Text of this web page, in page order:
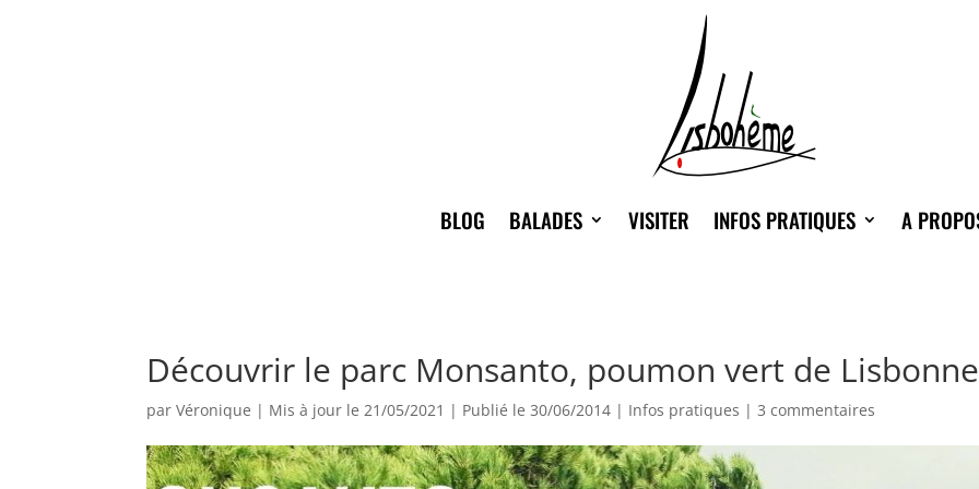
BLOG BALADES VISITER INFOS PRATIQUES A
Découvrir le parc Monsanto, poumon vert de Lisbonne
parVéronique | Mis à jour le 21/05/2021 | Publié le 30/06/2014 | Infos pratiques |3 commentaires